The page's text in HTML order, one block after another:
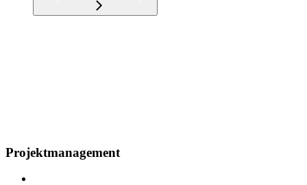
Projektmanagement